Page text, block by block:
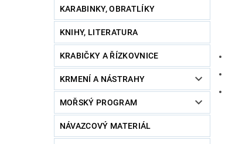
KARABINKY, OBRATLÍKY
KNIHY, LITERATURA
KRABIČKY A ŘÍZKOVNICE
KRMENÍ A NÁSTRAHY
MOŘSKÝ PROGRAM
NÁVAZCOVÝ MATERIÁL